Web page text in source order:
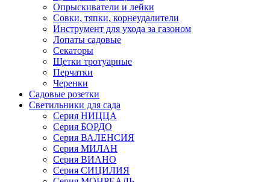
Опрыскиватели и лейки
Совки, тяпки, корнеудалители
Инструмент для ухода за газоном
Лопаты садовые
Секаторы
Щетки тротуарные
Перчатки
Черенки
Садовые розетки
Светильники для сада
Серия НИЦЦА
Серия БОРДО
Серия ВАЛЕНСИЯ
Серия МИЛАН
Серия ВИАНО
Серия СИЦИЛИЯ